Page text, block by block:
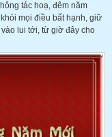
tác hoạ, đêm năm
mọi điều bất hạnh, giữ
lui tới, từ giờ đây cho